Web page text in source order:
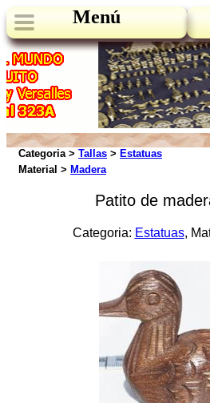
Menú
Categoria > Tallas > Estatuas
Material > Madera
Patito de
Categoria: Estatuas,